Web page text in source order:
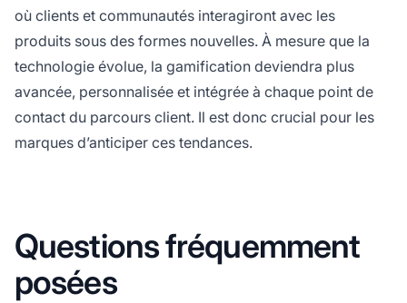
où clients et communautés interagiront avec les
produits sous des formes nouvelles. À mesure que la
technologie évolue, la gamification deviendra plus
avancée, personnalisée et intégrée à chaque point de
contact du parcours client. Il est donc crucial pour les
marques d’anticiper ces tendances.
Questions fréquemment
posées